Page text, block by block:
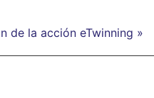
de la acción eTwinning »